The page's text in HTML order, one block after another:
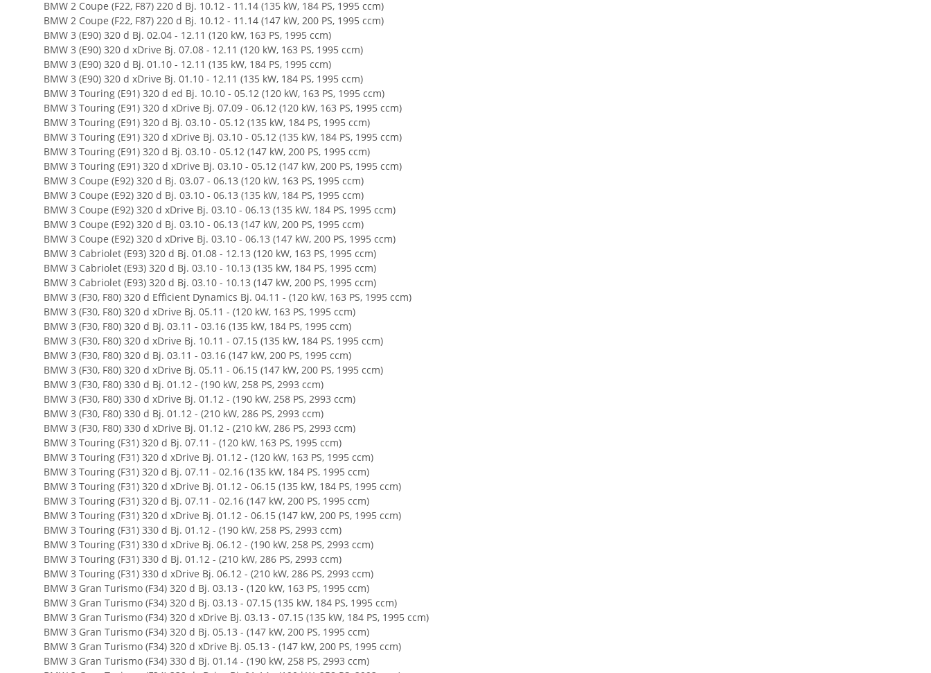
BMW 2 Coupe (F22, F87) 220 d Bj. 10.12 - 11.14 (135 kW, 184 PS, 1995 ccm)
BMW 2 Coupe (F22, F87) 220 d Bj. 10.12 - 11.14 (147 kW, 200 PS, 1995 ccm)
BMW 3 (E90) 320 d Bj. 02.04 - 12.11 (120 kW, 163 PS, 1995 ccm)
BMW 3 (E90) 320 d xDrive Bj. 07.08 - 12.11 (120 kW, 163 PS, 1995 ccm)
BMW 3 (E90) 320 d Bj. 01.10 - 12.11 (135 kW, 184 PS, 1995 ccm)
BMW 3 (E90) 320 d xDrive Bj. 01.10 - 12.11 (135 kW, 184 PS, 1995 ccm)
BMW 3 Touring (E91) 320 d ed Bj. 10.10 - 05.12 (120 kW, 163 PS, 1995 ccm)
BMW 3 Touring (E91) 320 d xDrive Bj. 07.09 - 06.12 (120 kW, 163 PS, 1995 ccm)
BMW 3 Touring (E91) 320 d Bj. 03.10 - 05.12 (135 kW, 184 PS, 1995 ccm)
BMW 3 Touring (E91) 320 d xDrive Bj. 03.10 - 05.12 (135 kW, 184 PS, 1995 ccm)
BMW 3 Touring (E91) 320 d Bj. 03.10 - 05.12 (147 kW, 200 PS, 1995 ccm)
BMW 3 Touring (E91) 320 d xDrive Bj. 03.10 - 05.12 (147 kW, 200 PS, 1995 ccm)
BMW 3 Coupe (E92) 320 d Bj. 03.07 - 06.13 (120 kW, 163 PS, 1995 ccm)
BMW 3 Coupe (E92) 320 d Bj. 03.10 - 06.13 (135 kW, 184 PS, 1995 ccm)
BMW 3 Coupe (E92) 320 d xDrive Bj. 03.10 - 06.13 (135 kW, 184 PS, 1995 ccm)
BMW 3 Coupe (E92) 320 d Bj. 03.10 - 06.13 (147 kW, 200 PS, 1995 ccm)
BMW 3 Coupe (E92) 320 d xDrive Bj. 03.10 - 06.13 (147 kW, 200 PS, 1995 ccm)
BMW 3 Cabriolet (E93) 320 d Bj. 01.08 - 12.13 (120 kW, 163 PS, 1995 ccm)
BMW 3 Cabriolet (E93) 320 d Bj. 03.10 - 10.13 (135 kW, 184 PS, 1995 ccm)
BMW 3 Cabriolet (E93) 320 d Bj. 03.10 - 10.13 (147 kW, 200 PS, 1995 ccm)
BMW 3 (F30, F80) 320 d Efficient Dynamics Bj. 04.11 - (120 kW, 163 PS, 1995 ccm)
BMW 3 (F30, F80) 320 d xDrive Bj. 05.11 - (120 kW, 163 PS, 1995 ccm)
BMW 3 (F30, F80) 320 d Bj. 03.11 - 03.16 (135 kW, 184 PS, 1995 ccm)
BMW 3 (F30, F80) 320 d xDrive Bj. 10.11 - 07.15 (135 kW, 184 PS, 1995 ccm)
BMW 3 (F30, F80) 320 d Bj. 03.11 - 03.16 (147 kW, 200 PS, 1995 ccm)
BMW 3 (F30, F80) 320 d xDrive Bj. 05.11 - 06.15 (147 kW, 200 PS, 1995 ccm)
BMW 3 (F30, F80) 330 d Bj. 01.12 - (190 kW, 258 PS, 2993 ccm)
BMW 3 (F30, F80) 330 d xDrive Bj. 01.12 - (190 kW, 258 PS, 2993 ccm)
BMW 3 (F30, F80) 330 d Bj. 01.12 - (210 kW, 286 PS, 2993 ccm)
BMW 3 (F30, F80) 330 d xDrive Bj. 01.12 - (210 kW, 286 PS, 2993 ccm)
BMW 3 Touring (F31) 320 d Bj. 07.11 - (120 kW, 163 PS, 1995 ccm)
BMW 3 Touring (F31) 320 d xDrive Bj. 01.12 - (120 kW, 163 PS, 1995 ccm)
BMW 3 Touring (F31) 320 d Bj. 07.11 - 02.16 (135 kW, 184 PS, 1995 ccm)
BMW 3 Touring (F31) 320 d xDrive Bj. 01.12 - 06.15 (135 kW, 184 PS, 1995 ccm)
BMW 3 Touring (F31) 320 d Bj. 07.11 - 02.16 (147 kW, 200 PS, 1995 ccm)
BMW 3 Touring (F31) 320 d xDrive Bj. 01.12 - 06.15 (147 kW, 200 PS, 1995 ccm)
BMW 3 Touring (F31) 330 d Bj. 01.12 - (190 kW, 258 PS, 2993 ccm)
BMW 3 Touring (F31) 330 d xDrive Bj. 06.12 - (190 kW, 258 PS, 2993 ccm)
BMW 3 Touring (F31) 330 d Bj. 01.12 - (210 kW, 286 PS, 2993 ccm)
BMW 3 Touring (F31) 330 d xDrive Bj. 06.12 - (210 kW, 286 PS, 2993 ccm)
BMW 3 Gran Turismo (F34) 320 d Bj. 03.13 - (120 kW, 163 PS, 1995 ccm)
BMW 3 Gran Turismo (F34) 320 d Bj. 03.13 - 07.15 (135 kW, 184 PS, 1995 ccm)
BMW 3 Gran Turismo (F34) 320 d xDrive Bj. 03.13 - 07.15 (135 kW, 184 PS, 1995 ccm)
BMW 3 Gran Turismo (F34) 320 d Bj. 05.13 - (147 kW, 200 PS, 1995 ccm)
BMW 3 Gran Turismo (F34) 320 d xDrive Bj. 05.13 - (147 kW, 200 PS, 1995 ccm)
BMW 3 Gran Turismo (F34) 330 d Bj. 01.14 - (190 kW, 258 PS, 2993 ccm)